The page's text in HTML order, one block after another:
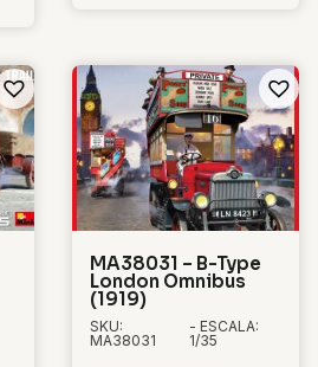
MA38031 – B-Type
London Omnibus
(1919)
SKU:
MA38031
- ESCALA:
1/35